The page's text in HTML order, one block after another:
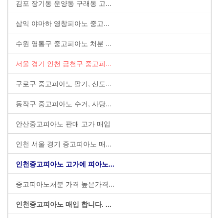
김포 장기동 운양동 구래동 고...
삼익 야마하 영창피아노 중고...
수원 영통구 중고피아노 처분 ...
서울 경기 인천 금천구 중고피...
구로구 중고피아노 팔기, 신도...
동작구 중고피아노 수거, 사당...
안산중고피아노 판매 고가 매입
인천 서울 경기 중고피아노 매...
인천중고피아노 고가에 피아노...
중고피아노처분 가격 높은가격...
인천중고피아노 매입 합니다. ...